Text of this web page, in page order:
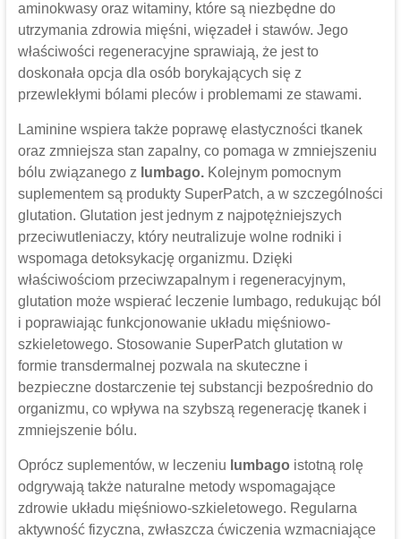
aminokwasy oraz witaminy, które są niezbędne do
utrzymania zdrowia mięśni, więzadeł i stawów. Jego
właściwości regeneracyjne sprawiają, że jest to
doskonała opcja dla osób borykających się z
przewlekłymi bólami pleców i problemami ze stawami.
Laminine wspiera także poprawę elastyczności tkanek
oraz zmniejsza stan zapalny, co pomaga w zmniejszeniu
bólu związanego z lumbago.Kolejnym pomocnym
suplementem są produkty SuperPatch, a w szczególności
glutation. Glutation jest jednym z najpotężniejszych
przeciwutleniaczy, który neutralizuje wolne rodniki i
wspomaga detoksykację organizmu. Dzięki
właściwościom przeciwzapalnym i regeneracyjnym,
glutation może wspierać leczenie lumbago, redukując ból
i poprawiając funkcjonowanie układu mięśniowo-
szkieletowego. Stosowanie SuperPatch glutation w
formie transdermalnej pozwala na skuteczne i
bezpieczne dostarczenie tej substancji bezpośrednio do
organizmu, co wpływa na szybszą regenerację tkanek i
zmniejszenie bólu.
Oprócz suplementów, w leczeniu lumbago istotną rolę
odgrywają także naturalne metody wspomagające
zdrowie układu mięśniowo-szkieletowego. Regularna
aktywność fizyczna, zwłaszcza ćwiczenia wzmacniające